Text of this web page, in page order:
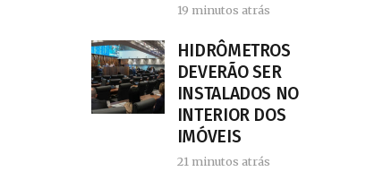
19 minutos atrás
HIDRÔMETROS
DEVERÃO SER
INSTALADOS NO
INTERIOR DOS
IMÓVEIS
21 minutos atrás